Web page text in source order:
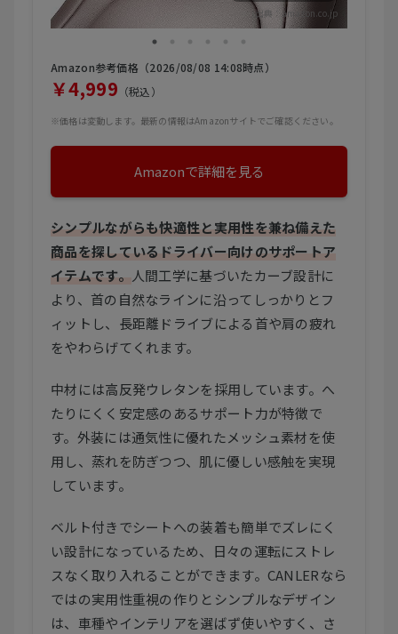
出典： amazon.co.jp
Amazon参考価格（2026/08/08 14:08時点）
￥4,999 （税込）
※価格は変動します。最新の情報はAmazonサイトでご確認ください。
Amazonで詳細を見る
シンプルながらも快適性と実用性を兼ね備えた
商品を探しているドライバー向けのサポートア
イテムです。 人間工学に基づいたカーブ設計に
より、首の自然なラインに沿ってしっかりとフ
ィットし、長距離ドライブによる首や肩の疲れ
をやわらげてくれます。
中材には高反発ウレタンを採用しています。へ
たりにくく安定感のあるサポート力が特徴で
す。外装には通気性に優れたメッシュ素材を使
用し、蒸れを防ぎつつ、肌に優しい感触を実現
しています。
ベルト付きでシートへの装着も簡単でズレにく
い設計になっているため、日々の運転にストレ
スなく取り入れることができます。CANLERなら
ではの実用性重視の作りとシンプルなデザイン
は、車種やインテリアを選ばず使いやすく、さ